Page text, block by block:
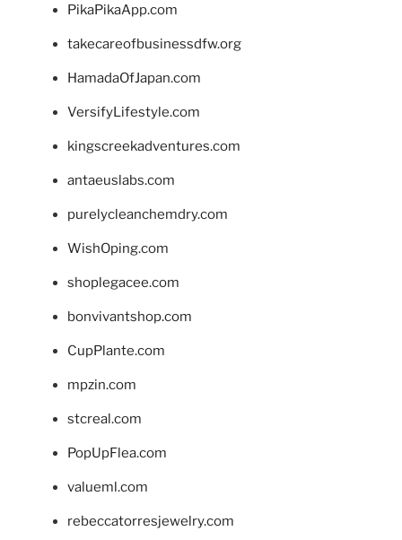
PikaPikaApp.com
takecareofbusinessdfw.org
HamadaOfJapan.com
VersifyLifestyle.com
kingscreekadventures.com
antaeuslabs.com
purelycleanchemdry.com
WishOping.com
shoplegacee.com
bonvivantshop.com
CupPlante.com
mpzin.com
stcreal.com
PopUpFlea.com
valueml.com
rebeccatorresjewelry.com